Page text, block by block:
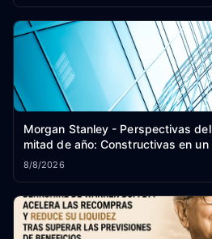
Morgan Stanley - Perspectivas
mitad de año: Constructivas en
8/8/2026